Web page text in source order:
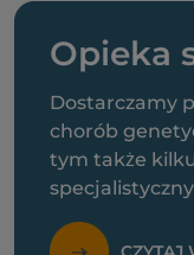
Opieka
Dostarczamy
chorób
tym także